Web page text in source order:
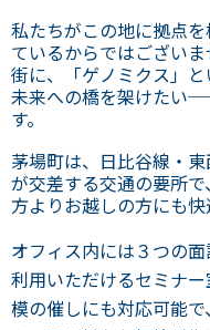
私たちがこの地に拠点
ているからではござい
街に、「ゲノミクス」と
未来への橋を架けたい
す。
茅場町は、日比谷線・
が交差する交通の要所
方よりお越しの方にも快
オフィス内には３つの
利用いただけるセミナ
模の催しにも対応可能